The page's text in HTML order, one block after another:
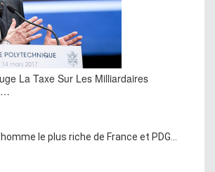
La Taxe Sur Les Milliardaires
le plus riche de France et PDG...